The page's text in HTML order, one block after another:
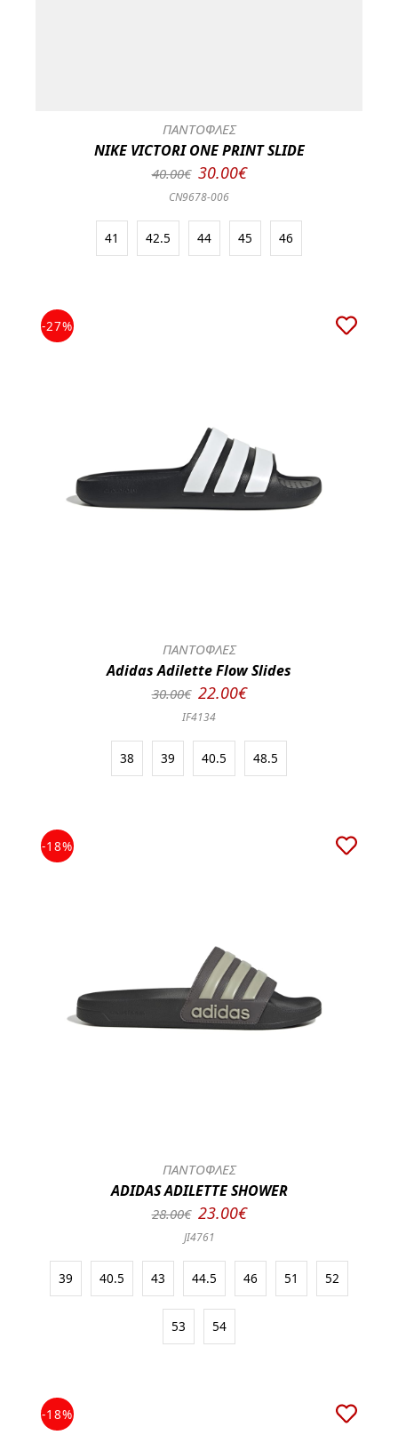
ΠΑΝΤΟΦΛΕΣ
NIKE VICTORI ONE PRINT SLIDE
40.00€ 30.00€
CN9678-006
41 42.5 44 45 46
-27%
ΠΑΝΤΟΦΛΕΣ
Adidas Adilette Flow Slides
30.00€ 22.00€
IF4134
38 39 40.5 48.5
-18%
ΠΑΝΤΟΦΛΕΣ
ADIDAS ADILETTE SHOWER
28.00€ 23.00€
JI4761
39 40.5 43 44.5 46 51 52
53 54
-18%